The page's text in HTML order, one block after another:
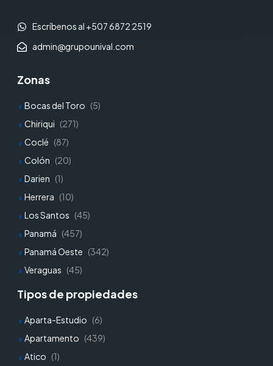
Escríbenos al +507 6872 2519
admin@grupounival.com
Zonas
Bocas del Toro (5)
Chiriqui (271)
Coclé (87)
Colón (20)
Darien (1)
Herrera (10)
Los Santos (45)
Panamá (457)
Panamá Oeste (342)
Veraguas (45)
Tipos de propiedades
Aparta-Estudio (6)
Apartamento (439)
Atico (1)